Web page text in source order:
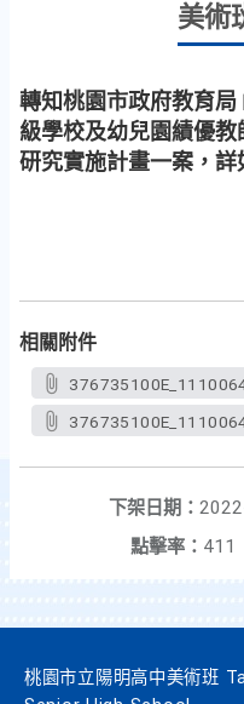
美術
轉知桃園市政府教育
級學校及幼兒園績優
研究實施計畫一案，詳
相關附件
下架日期：
點擊率： 411
桃園市立陽明高中美術班